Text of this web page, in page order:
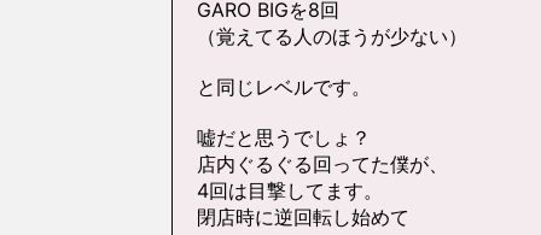
GARO BIGを8回
（覚えてる人のほうが少ない）
と同じレベルです。
嘘だと思うでしょ？
店内ぐるぐる回ってた僕が、
4回は目撃してます。
閉店時に逆回転し始めて